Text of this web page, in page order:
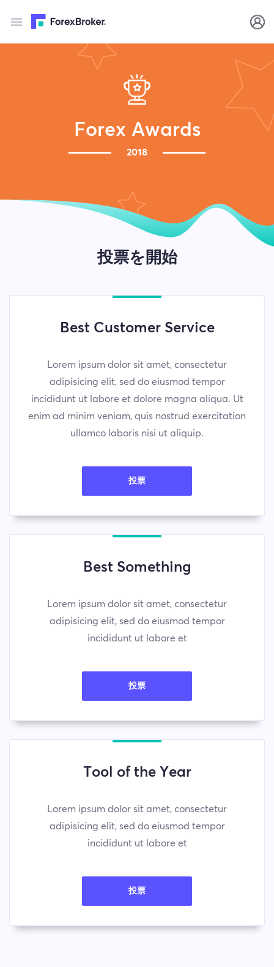
Forex Awards
2018
投票を開始
Best Customer Service
Lorem ipsum dolor sit amet, consectetur
adipisicing elit, sed do eiusmod tempor
incididunt ut labore et dolore magna aliqua. Ut
enim ad minim veniam, quis nostrud exercitation
ullamco laboris nisi ut aliquip.
投票
Best Something
Lorem ipsum dolor sit amet, consectetur
adipisicing elit, sed do eiusmod tempor
incididunt ut labore et
投票
Tool of the Year
Lorem ipsum dolor sit amet, consectetur
adipisicing elit, sed do eiusmod tempor
incididunt ut labore et
投票